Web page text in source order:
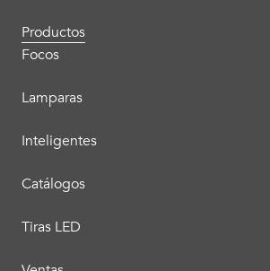
Productos
Focos
Lamparas
Inteligentes
Catálogos
Tiras LED